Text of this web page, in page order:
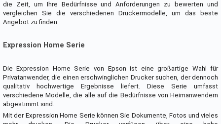
die Zeit, um Ihre Bedürfnisse und Anforderungen zu bewerten und
vergleichen Sie die verschiedenen Druckermodelle, um das beste
Angebot zu finden.
Expression Home Serie
Die Expression Home Serie von Epson ist eine großartige Wahl für
Privatanwender, die einen erschwinglichen Drucker suchen, der dennoch
qualitativ hochwertige Ergebnisse liefert. Diese Serie umfasst
verschiedene Modelle, die alle auf die Bedürfnisse von Heimanwendern
abgestimmt sind.
Mit der Expression Home Serie können Sie Dokumente, Fotos und vieles